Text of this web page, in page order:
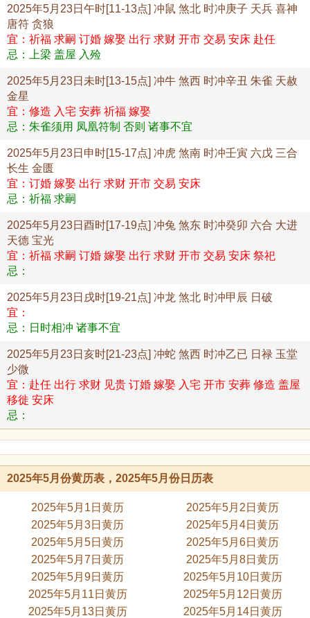
2025年5月23日午时[11-13点] 冲鼠 煞北 时冲庚子 天兵 喜神
唐符 贪狼
宜：祈福 求嗣 订婚 嫁娶 出行 求财 开市 交易 安床 赴任
忌：上梁 盖屋 入殓
2025年5月23日未时[13-15点] 冲牛 煞西 时冲辛丑 朱雀 天赦
金星
宜：修造 入宅 安葬 祈福 嫁娶
忌：朱雀须用 凤凰符制 否则 诸事不宜
2025年5月23日申时[15-17点] 冲虎 煞南 时冲壬寅 六戊 三合
长生 金匮
宜：订婚 嫁娶 出行 求财 开市 交易 安床
忌：祈福 求嗣
2025年5月23日酉时[17-19点] 冲兔 煞东 时冲癸卯 六合 大进
天德 宝光
宜：祈福 求嗣 订婚 嫁娶 出行 求财 开市 交易 安床 祭祀
忌：
2025年5月23日戌时[19-21点] 冲龙 煞北 时冲甲辰 日破
宜：
忌：日时相冲 诸事不宜
2025年5月23日亥时[21-23点] 冲蛇 煞西 时冲乙已 日禄 玉堂
少微
宜：赴任 出行 求财 见贵 订婚 嫁娶 入宅 开市 安葬 修造 盖屋
移徙 安床
忌：
2025年5月份黄历表，2025年5月份日历表
2025年5月1日黄历
2025年5月2日黄历
2025年5月3日黄历
2025年5月4日黄历
2025年5月5日黄历
2025年5月6日黄历
2025年5月7日黄历
2025年5月8日黄历
2025年5月9日黄历
2025年5月10日黄历
2025年5月11日黄历
2025年5月12日黄历
2025年5月13日黄历
2025年5月14日黄历